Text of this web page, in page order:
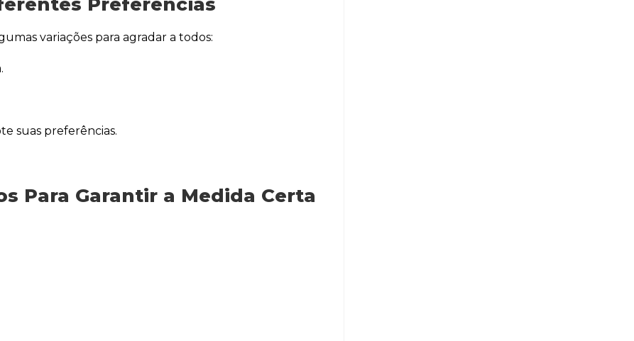
variações para agradar a todos:
suas preferências.
Para Garantir a Medida Certa